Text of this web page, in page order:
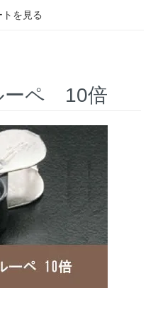
トを見る
ーペ 10倍